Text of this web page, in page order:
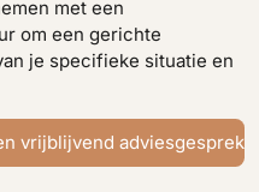
met een
om een gerichte
je specifieke situatie en
vrijblijvend adviesgesprek